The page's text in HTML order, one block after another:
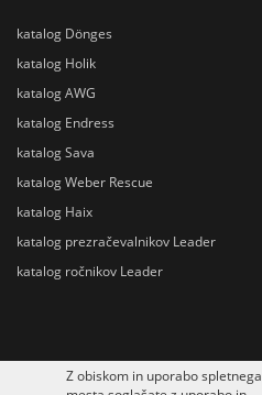
katalog Dönges
katalog Holik
katalog AWG
katalog Endress
katalog Sava
katalog Weber Rescue
katalog Haix
katalog prezračevalnikov Leader
katalog ročnikov Leader
Z obiskom in uporabo spletnega